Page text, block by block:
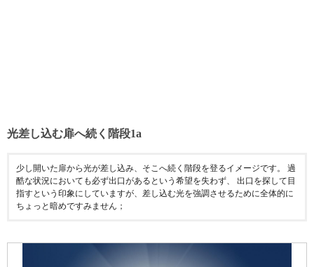
光差し込む扉へ続く階段1a
少し開いた扉から光が差し込み、そこへ続く階段を登るイメージです。 過
酷な状況においても必ず出口があるという希望を失わず、 出口を探して目
指すという印象にしていますが、差し込む光を強調させるために全体的に
ちょっと暗めですみません；